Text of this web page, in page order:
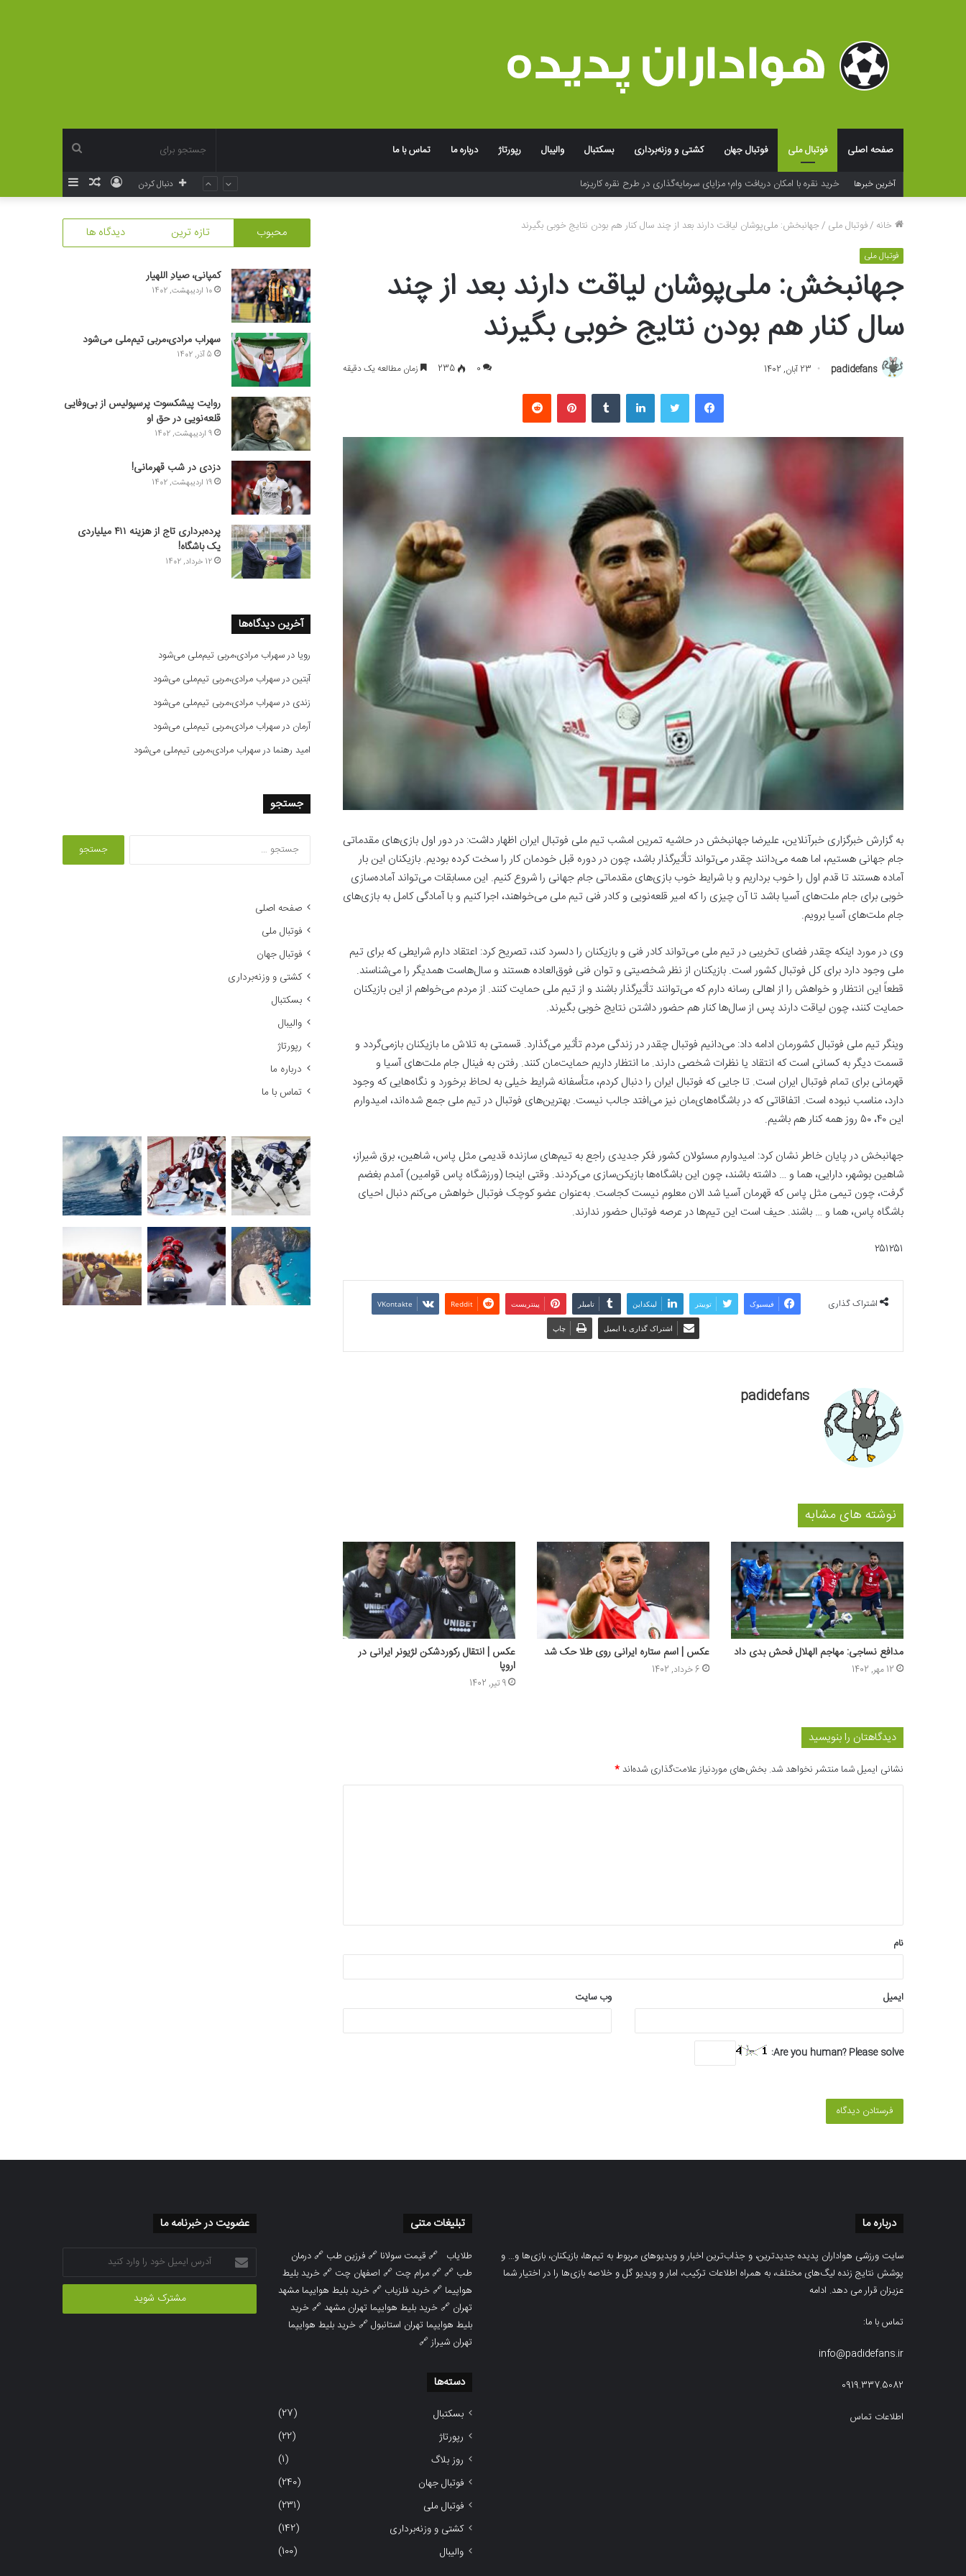
صفحه اصلی فوتبال ملی فوتبال جهان کشتی و وزنه‌برداری بسکتبال والیبال رپورتاژ درباره ما تماس با ما
برای آخرین خبرها خرید نقره با امکان دریافت وام؛ مزایای سرمایه‌گذاری در طرح نقره کاریزما
نوشته
ورود دنبال کردن
خانه /فوتبال ملی /جهانبخش: ملی‌پوشان لیاقت دارند بعد از چند سال کنار هم بودن نتایج خوبی بگیرند
فوتبال ملی
جهانبخش: ملی‌پوشان لیاقت دارند بعد از چند
سال کنار هم بودن نتایج خوبی بگیرند
padidefans 23 آبان, 1402 0
235 زمان مطالعه یک دقیقه
فیسبوک لینکداین پینتریست
به گزارش خبرگزاری خبرآنلاین، علیرضا جهانبخش در حاشیه تمرین امشب تیم ملی فوتبال ایران اظهار داشت: در دور اول بازی‌های مقدماتی
جام جهانی هستیم، اما همه می‌دانند چقدر می‌تواند تأثیرگذار باشد، چون در دوره قبل خودمان کار را سخت کرده بودیم. بازیکنان این بار
آماده هستند تا قدم اول را خوب برداریم و با شرایط خوب بازی‌های مقدماتی جام جهانی را شروع کنیم. این مسابقات می‌تواند آماده‌سازی
خوبی برای جام ملت‌های آسیا باشد تا آن چیزی را که امیر قلعه‌نویی و کادر فنی تیم ملی می‌خواهند، اجرا کنیم و با آمادگی کامل به بازی‌های
جام ملت‌های آسیا برویم.
وی در مورد اینکه چقدر فضای تخریبی در تیم ملی می‌تواند کادر فنی و بازیکنان را دلسرد کند، تصریح کرد: اعتقاد دارم شرایطی که برای تیم
ملی وجود دارد برای کل فوتبال کشور است. بازیکنان از نظر شخصیتی و توان فنی فوق‌العاده هستند و سال‌هاست همدیگر را می‌شناسند.
قطعاً این انتظار و خواهش را از اهالی رسانه دارم که می‌توانند تأثیرگذار باشند و از تیم ملی حمایت کنند. از مردم می‌خواهم از این بازیکنان
حمایت کنند، چون لیاقت دارند پس از سال‌ها کنار هم حضور داشتن نتایج خوبی بگیرند.
وینگر تیم ملی فوتبال کشورمان ادامه داد: می‌دانیم فوتبال چقدر در زندگی مردم تأثیر می‌گذارد. قسمتی به تلاش ما بازیکنان بازمی‌گردد و
قسمت دیگر به کسانی است که انتقاد یا نظرات شخصی دارند. ما انتظار داریم حمایت‌مان کنند. رفتن به فینال جام ملت‌های آسیا و
قهرمانی برای تمام فوتبال ایران است. تا جایی که فوتبال ایران را دنبال کردم، متأسفانه شرایط خیلی به لحاظ برخورد و نگاه‌هایی که وجود
دارد، مناسب نبوده است. اتفاقاتی که در باشگاه‌های‌مان نیز می‌افتد جالب نیست. بهترین‌های فوتبال در تیم ملی جمع شده‌اند، امیدوارم
این ۴۰، ۵۰ روز همه کنار هم باشیم.
جهانبخش در پایان خاطر نشان کرد: امیدوارم مسئولان کشور فکر جدیدی راجع به تیم‌های سازنده قدیمی مثل پاس، شاهین، برق شیراز،
شاهین بوشهر، دارایی، هما و … داشته باشند، چون این باشگاه‌ها بازیکن‌سازی می‌کردند. وقتی اینجا (ورزشگاه پاس قوامین) آمدم بغضم
گرفت، چون تیمی مثل پاس که قهرمان آسیا شد الان معلوم نیست کجاست. به‌عنوان عضو کوچک فوتبال خواهش می‌کنم دنبال احیای
باشگاه پاس، هما و … باشند. حیف است این تیم‌ها در عرصه فوتبال حضور ندارند.
۲۵۱۲۵۱
اشتراک گذاری فیسبوک توییتر لینکداین تامبلر پینتریست Reddit
VKontakte
اشتراک گذاری با ایمیل چاپ
padidefans
نوشته های مشابه
مدافع نساجی: مهاجم الهلال فحش بدی داد
12 مهر, 1402
عکس | اسم ستاره ایرانی روی طلا حک شد
6 خرداد, 1402
عکس | انتقال رکوردشکن لژیونر ایرانی در
اروپا
9 تیر, 1402
دیدگاهتان را بنویسید
نشانی ایمیل شما منتشر نخواهد شد. بخش‌های موردنیاز علامت‌گذاری شده‌اند*
*
نام
ایمیل وب‌ سایت
Are you human? Please solve:
محبوب تازه ترین دیدگاه ها
کمپانی، صیادِ اللهیار
10 اردیبهشت, 1402
سهراب مرادی،مربی تیم‌ملی می‌شود
5 آذر, 1402
روایت پیشکسوت پرسپولیس از بی‌وفایی
قلعه‌نویی در حق او
9 اردیبهشت, 1402
دزدی در شب قهرمانی!
19 اردیبهشت, 1402
پرده‌برداری تاج از هزینه ۴۱۱ میلیاردی
یک باشگاه!
12 خرداد, 1402
آخرین دیدگاه‌ها
رویا درسهراب مرادی،مربی تیم‌ملی می‌شود
آبتیندرسهراب مرادی،مربی تیم‌ملی می‌شود
زندی درسهراب مرادی،مربی تیم‌ملی می‌شود
آرمان درسهراب مرادی،مربی تیم‌ملی می‌شود
امید رهنما درسهراب مرادی،مربی تیم‌ملی می‌شود
جستجو
صفحه اصلی
فوتبال ملی
فوتبال جهان
کشتی و وزنه‌برداری
بسکتبال
والیبال
رپورتاژ
درباره ما
تماس با ما
درباره ما
سایت ورزشی هواداران پدیده جدیدترین، و جذاب‌ترین اخبار و ویدیوهای مربوط به تیم‌ها، بازیکنان، بازی‌ها و… و
پوشش نتایج زنده لیگ‌های مختلف، به همراه اطلاعات ترکیب، امار و ویدیو‌‌ گل‌ و خلاصه بازی‌ها را در اختیار شما
عزیزان قرار می دهد. ادامه
تماس با ما:
info@padidefans.ir
0919.337.5082
اطلاعات تماس
تبلیغات متنی
طلایاب 🔗قیمت سولانا 🔗فرزین طب 🔗درمان
طب 🔗 🔗مرام چت 🔗 اصفهان چت 🔗خرید بلیط
هواپیما 🔗خرید فلزیاب 🔗خرید بلیط هوایپما مشهد
تهران 🔗خرید بلیط هوایپما تهران مشهد🔗خرید
بلیط هوایپما تهران استانبول🔗خرید بلیط هوایپما
تهران شیراز🔗
دسته‌ها
بسکتبال
(27)
رپورتاژ
(22)
روز بلاگ
(1)
فوتبال جهان
(240)
فوتبال ملی
(231)
کشتی و وزنه‌برداری
(142)
والیبال
(100)
عضویت در خبرنامه ما
آدرس
ایمیل
خود
وارد